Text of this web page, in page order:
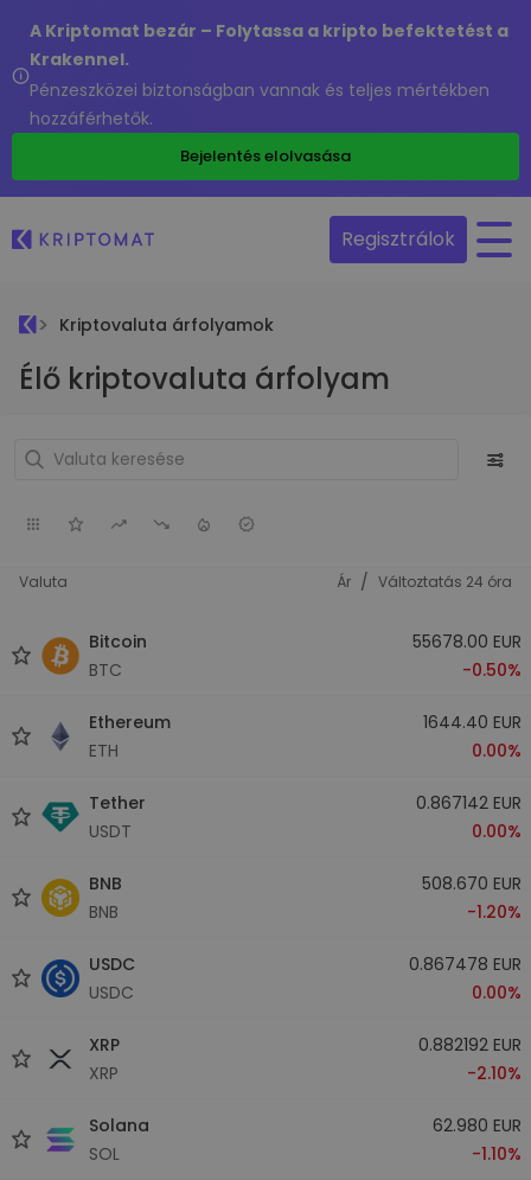
A Kriptomat bezár – Folytassa a kripto befektetést a
Krakennel.
Pénzeszközei biztonságban vannak és teljes mértékben
hozzáférhetők.
Bejelentés elolvasása
Regisztrálok
Kriptovaluta árfolyamok
Élő kriptovaluta árfolyam
Valuta Ár / Változtatás 24 óra
Bitcoin
BTC
55678.00 EUR
-0.50%
Ethereum
ETH
1644.40 EUR
0.00%
Tether
USDT
0.867142 EUR
0.00%
BNB
BNB
508.670 EUR
-1.20%
USDC
USDC
0.867478 EUR
0.00%
XRP
XRP
0.882192 EUR
-2.10%
Solana
SOL
62.980 EUR
-1.10%